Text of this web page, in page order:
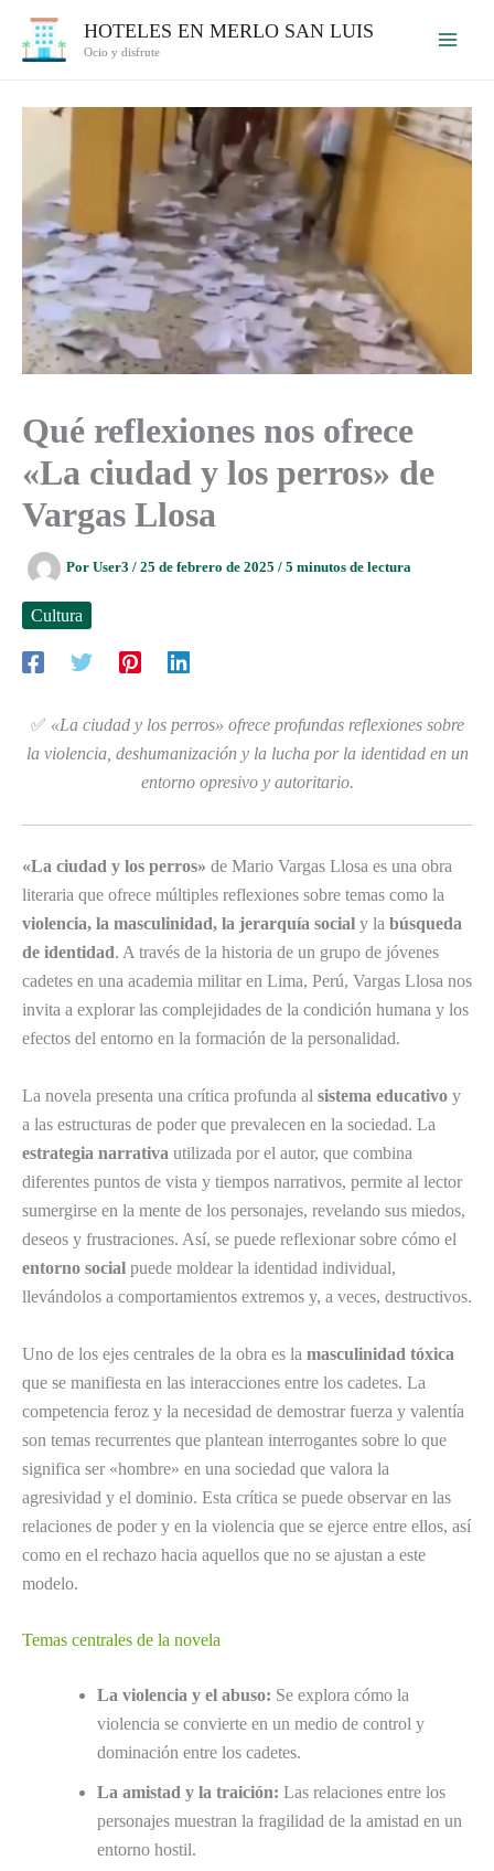
HOTELES EN MERLO SAN LUIS
Ocio y disfrute
Qué reflexiones nos ofrece
«La ciudad y los perros» de
Vargas Llosa
Por User3 / 25 de febrero de 2025 / 5 minutos de lectura
Cultura
✅ «La ciudad y los perros» ofrece profundas reflexiones sobre
la violencia, deshumanización y la lucha por la identidad en un
entorno opresivo y autoritario.
«La ciudad y los perros» de Mario Vargas Llosa es una obra
literaria que ofrece múltiples reflexiones sobre temas como la
violencia, la masculinidad, la jerarquía social y la búsqueda
de identidad. A través de la historia de un grupo de jóvenes
cadetes en una academia militar en Lima, Perú, Vargas Llosa nos
invita a explorar las complejidades de la condición humana y los
efectos del entorno en la formación de la personalidad.
La novela presenta una crítica profunda al sistema educativo y
a las estructuras de poder que prevalecen en la sociedad. La
estrategia narrativa utilizada por el autor, que combina
diferentes puntos de vista y tiempos narrativos, permite al lector
sumergirse en la mente de los personajes, revelando sus miedos,
deseos y frustraciones. Así, se puede reflexionar sobre cómo el
entorno social puede moldear la identidad individual,
llevándolos a comportamientos extremos y, a veces, destructivos.
Uno de los ejes centrales de la obra es la masculinidad tóxica
que se manifiesta en las interacciones entre los cadetes. La
competencia feroz y la necesidad de demostrar fuerza y valentía
son temas recurrentes que plantean interrogantes sobre lo que
significa ser «hombre» en una sociedad que valora la
agresividad y el dominio. Esta crítica se puede observar en las
relaciones de poder y en la violencia que se ejerce entre ellos, así
como en el rechazo hacia aquellos que no se ajustan a este
modelo.
Temas centrales de la novela
La violencia y el abuso: Se explora cómo la
violencia se convierte en un medio de control y
dominación entre los cadetes.
La amistad y la traición: Las relaciones entre los
personajes muestran la fragilidad de la amistad en un
entorno hostil.